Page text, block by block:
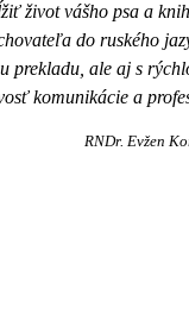
život vášho psa a
do ruského
prekladu, ale aj s
komunikácie a
RNDr. Evžen